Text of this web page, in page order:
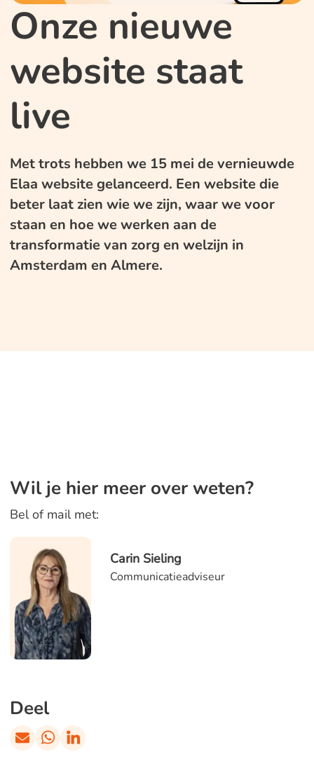
Onze nieuwe
website staat
live
Met trots hebben we 15 mei de vernieuwde
Elaa website gelanceerd. Een website die
beter laat zien wie we zijn, waar we voor
staan en hoe we werken aan de
transformatie van zorg en welzijn in
Amsterdam en Almere.
Wil je hier meer over weten?
Bel of mail met:
Carin Sieling
Communicatieadviseur
Deel